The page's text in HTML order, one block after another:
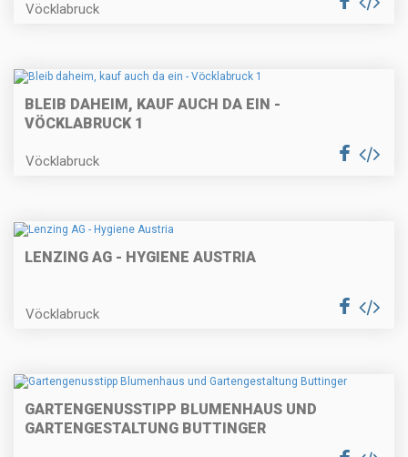
Vöcklabruck
BLEIB DAHEIM, KAUF AUCH DA EIN -
VÖCKLABRUCK 1
Vöcklabruck
LENZING AG - HYGIENE AUSTRIA
Vöcklabruck
GARTENGENUSSTIPP BLUMENHAUS UND
GARTENGESTALTUNG BUTTINGER